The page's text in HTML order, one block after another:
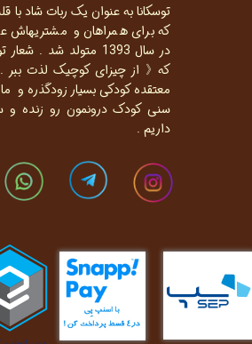
توسکانا به عنوان یک ربات شاد با
که برای همراهان و مشتریهاش
در سال 1393 متولد شد .
که《 از چیزای کوچیک لذت
معتقده کودکی بسیار زودگذره و ما
سنی کودک درونمون رو زنده و
داریم .